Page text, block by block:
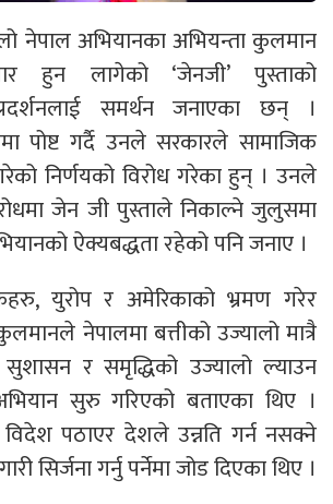
नेपाल अभियानका अभियन्ता कुलमान
हुन लागेको ‘जेनजी’ पुस्ताको
प्रदर्शनलाई समर्थन जनाएका छन् ।
पोष्ट गर्दै उनले सरकारले सामाजिक
निर्णयको विरोध गरेका हुन् । उनले
जेन जी पुस्ताले निकाल्ने जुलुसमा
ऐक्यबद्धता रहेको पनि जनाए ।
युरोप र अमेरिकाको भ्रमण गरेर
नेपालमा बत्तीको उज्यालो मात्रै
र समृद्धिको उज्यालो ल्याउन
सुरु गरिएको बताएका थिए ।
पठाएर देशले उन्नति गर्न नसक्ने
सिर्जना गर्नु पर्नेमा जोड दिएका थिए ।